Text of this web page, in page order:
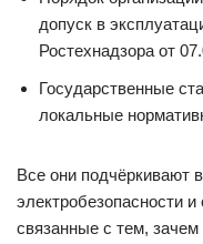
допуск в
Ростехнадзора от
Государственные
локальные
Все они подчёркивают
электробезопасности
связанные с тем,